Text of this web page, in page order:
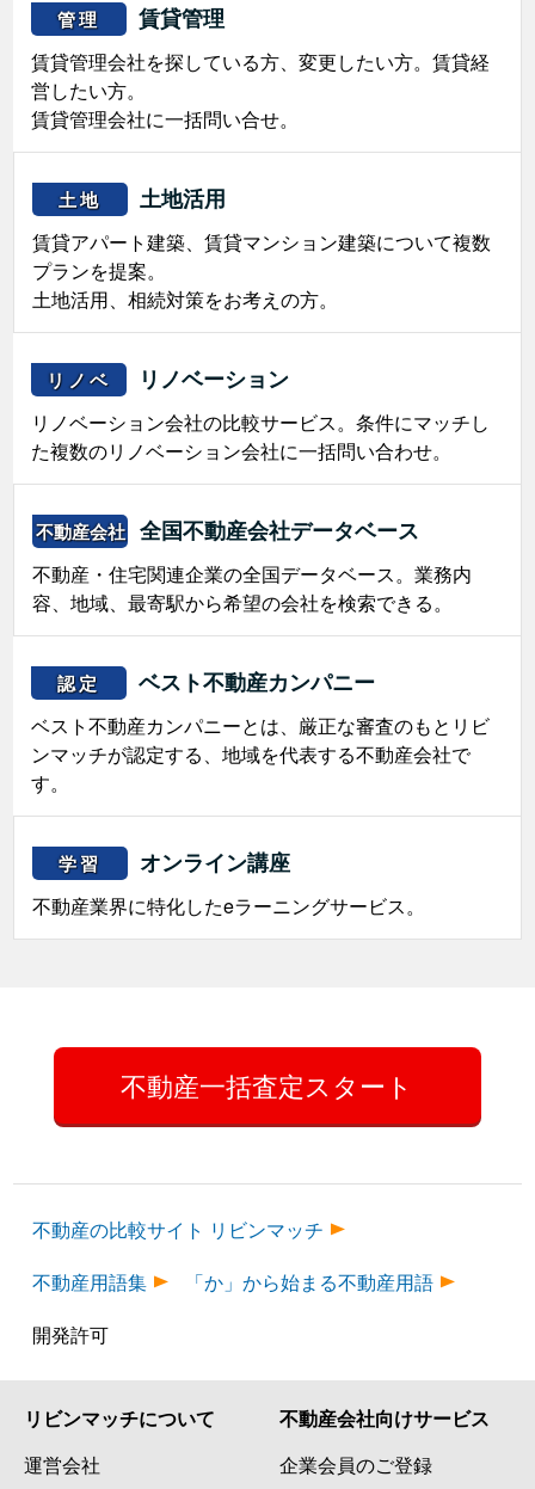
管理 賃貸管理
賃貸管理会社を探している方、変更したい方。賃貸経
営したい方。
賃貸管理会社に一括問い合せ。
土地 土地活用
賃貸アパート建築、賃貸マンション建築について複数
プランを提案。
土地活用、相続対策をお考えの方。
リノベ リノベーション
リノベーション会社の比較サービス。条件にマッチし
た複数のリノベーション会社に一括問い合わせ。
不動産会社 全国不動産会社データベース
不動産・住宅関連企業の全国データベース。業務内
容、地域、最寄駅から希望の会社を検索できる。
認定 ベスト不動産カンパニー
ベスト不動産カンパニーとは、厳正な審査のもとリビ
ンマッチが認定する、地域を代表する不動産会社で
す。
学習 オンライン講座
不動産業界に特化したeラーニングサービス。
不動産一括査定スタート
不動産の比較サイト リビンマッチ
不動産用語集
「か」から始まる不動産用語
開発許可
リビンマッチについて
運営会社
不動産会社向けサービス
企業会員のご登録